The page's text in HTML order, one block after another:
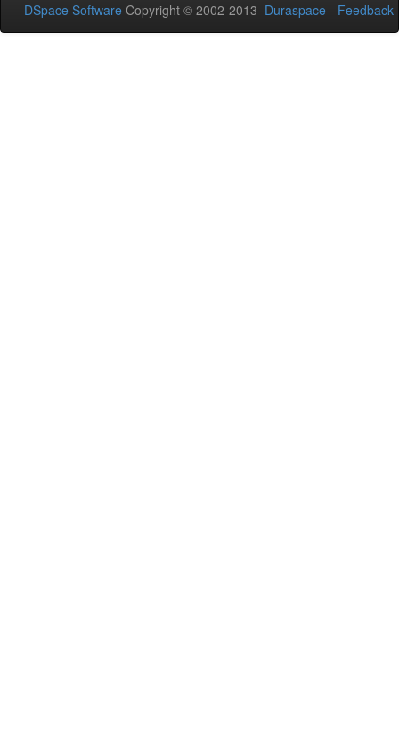
DSpace Software Copyright © 2002-2013 Duraspace - Feedback